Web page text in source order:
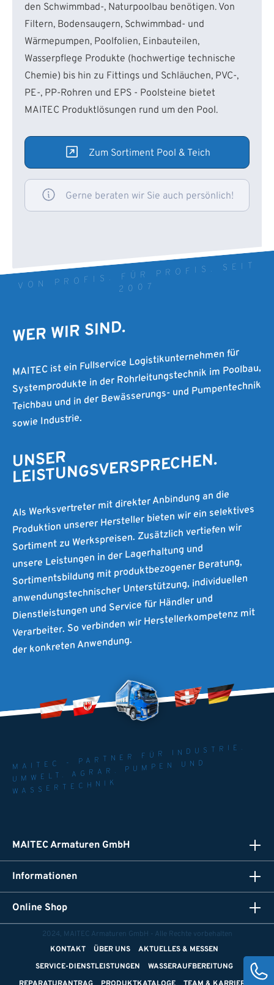
den Schwimmbad-, Naturpoolbau benötigen. Von
Filtern, Bodensaugern, Schwimmbad- und
Wärmepumpen, Poolfolien, Einbauteilen,
Wasserpflege Produkte (hochwertige technische
Chemie) bis hin zu Fittings und Schläuchen, PVC-,
PE-, PP-Rohren und EPS - Poolsteine bietet
MAITEC Produktlösungen rund um den Pool.
Zum Sortiment Pool & Teich
Gerne beraten wir Sie auch persönlich!
VON PROFIS. FÜR PROFIS. SEIT
2007
WER WIR SIND.
MAITEC ist ein Fullservice Logistikunternehmen für
Systemprodukte in der Rohrleitungstechnik im Poolbau,
Teichbau und in der Bewässerungs- und Pumpentechnik
sowie Industrie.
UNSER
LEISTUNGSVERSPRECHEN.
Als Werksvertreter mit direkter Anbindung an die
Produktion unserer Hersteller bieten wir ein selektives
Sortiment zu Werkspreisen. Zusätzlich vertiefen wir
unsere Leistungen in der Lagerhaltung und
Sortimentsbildung mit produktbezogener Beratung,
anwendungstechnischer Unterstützung, individuellen
Dienstleistungen und Service für Händler und
Verarbeiter. So verbinden wir Herstellerkompetenz mit
der konkreten Anwendung.
MAITEC - PARTNER FÜR INDUSTRIE.
UMWELT. AGRAR. PUMPEN UND
WASSERTECHNIK
MAITEC Armaturen GmbH
Informationen
Online Shop
2024, MAITEC Armaturen GmbH - Alle Rechte vorbehalten
KONTAKT
ÜBER UNS
AKTUELLES & MESSEN
SERVICE-DIENSTLEISTUNGEN
WASSERAUFBEREITUNG